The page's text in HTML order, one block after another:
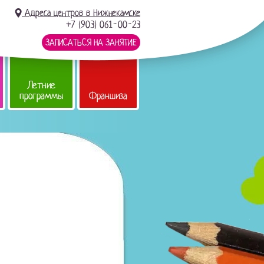
Адреса центров в Нижнекамске
+7 (903) 061-00-23
ЗАПИСАТЬСЯ НА ЗАНЯТИЕ
Летние
программы Франшиза